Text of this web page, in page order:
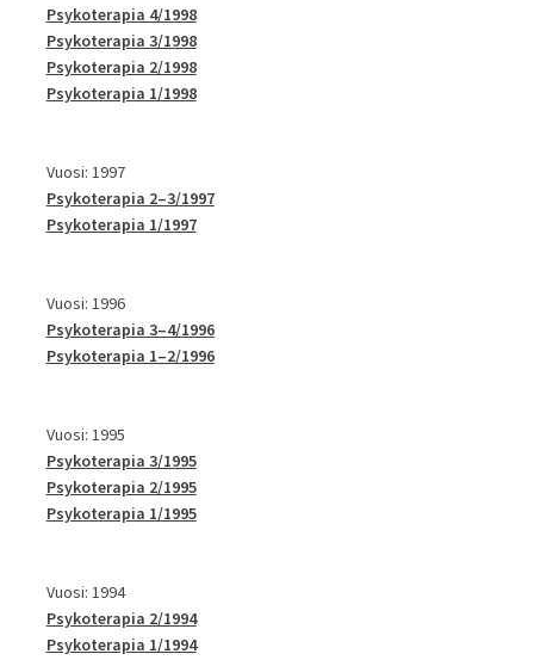
Psykoterapia 4/1998
Psykoterapia 3/1998
Psykoterapia 2/1998
Psykoterapia 1/1998
Vuosi: 1997
Psykoterapia 2–3/1997
Psykoterapia 1/1997
Vuosi: 1996
Psykoterapia 3–4/1996
Psykoterapia 1–2/1996
Vuosi: 1995
Psykoterapia 3/1995
Psykoterapia 2/1995
Psykoterapia 1/1995
Vuosi: 1994
Psykoterapia 2/1994
Psykoterapia 1/1994